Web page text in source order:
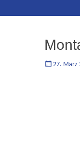
Geschrieben
27. März